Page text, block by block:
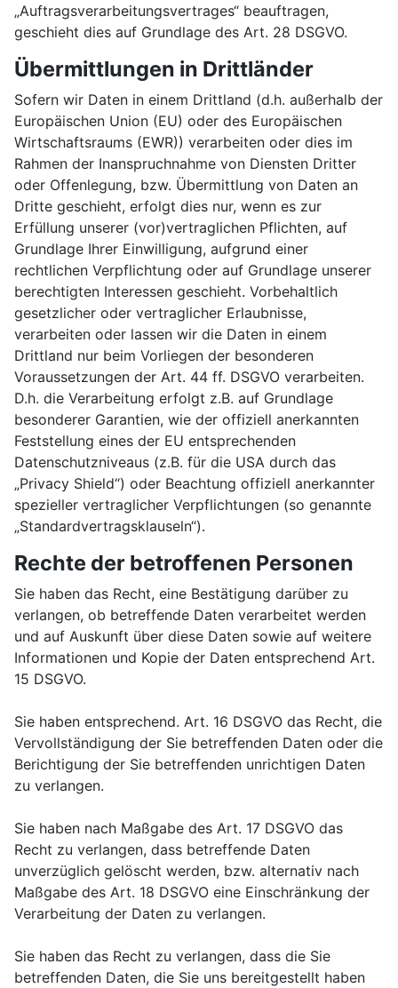
„Auftragsverarbeitungsvertrages“ beauftragen,
geschieht dies auf Grundlage des Art. 28 DSGVO.
Übermittlungen in Drittländer
Sofern wir Daten in einem Drittland (d.h. außerhalb der
Europäischen Union (EU) oder des Europäischen
Wirtschaftsraums (EWR)) verarbeiten oder dies im
Rahmen der Inanspruchnahme von Diensten Dritter
oder Offenlegung, bzw. Übermittlung von Daten an
Dritte geschieht, erfolgt dies nur, wenn es zur
Erfüllung unserer (vor)vertraglichen Pflichten, auf
Grundlage Ihrer Einwilligung, aufgrund einer
rechtlichen Verpflichtung oder auf Grundlage unserer
berechtigten Interessen geschieht. Vorbehaltlich
gesetzlicher oder vertraglicher Erlaubnisse,
verarbeiten oder lassen wir die Daten in einem
Drittland nur beim Vorliegen der besonderen
Voraussetzungen der Art. 44 ff. DSGVO verarbeiten.
D.h. die Verarbeitung erfolgt z.B. auf Grundlage
besonderer Garantien, wie der offiziell anerkannten
Feststellung eines der EU entsprechenden
Datenschutzniveaus (z.B. für die USA durch das
„Privacy Shield“) oder Beachtung offiziell anerkannter
spezieller vertraglicher Verpflichtungen (so genannte
„Standardvertragsklauseln“).
Rechte der betroffenen Personen
Sie haben das Recht, eine Bestätigung darüber zu
verlangen, ob betreffende Daten verarbeitet werden
und auf Auskunft über diese Daten sowie auf weitere
Informationen und Kopie der Daten entsprechend Art.
15 DSGVO.
Sie haben entsprechend. Art. 16 DSGVO das Recht, die
Vervollständigung der Sie betreffenden Daten oder die
Berichtigung der Sie betreffenden unrichtigen Daten
zu verlangen.
Sie haben nach Maßgabe des Art. 17 DSGVO das
Recht zu verlangen, dass betreffende Daten
unverzüglich gelöscht werden, bzw. alternativ nach
Maßgabe des Art. 18 DSGVO eine Einschränkung der
Verarbeitung der Daten zu verlangen.
Sie haben das Recht zu verlangen, dass die Sie
betreffenden Daten, die Sie uns bereitgestellt haben